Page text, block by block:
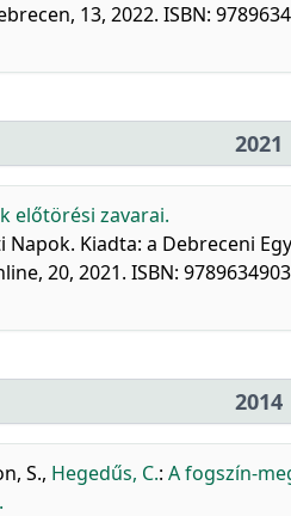
13, 2022. ISBN:
2021
előtörési zavarai.
Napok. Kiadta: a Debreceni
20, 2021. ISBN:
2014
S., Hegedűs, C.: A fogszín-